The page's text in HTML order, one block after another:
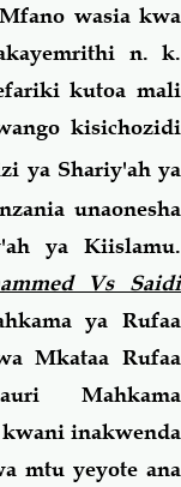
wasia kwa
n. k.
kutoa mali
kisichozidi
ya Shariy'ah ya
unaonesha
ya Kiislamu.
Vs Saidi
ya Rufaa
Mkataa Rufaa
Mahkama
inakwenda
mtu yeyote ana